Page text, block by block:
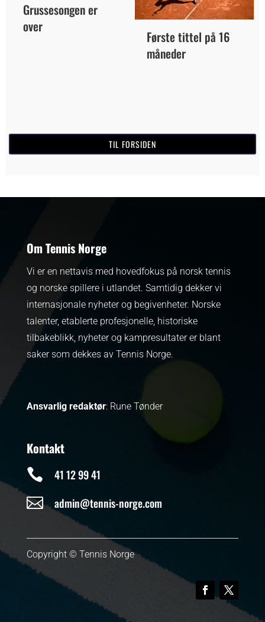
Grussesongen er
over
Første tittel på 16
måneder
TIL FORSIDEN
Om Tennis Norge
Vi er en nettavis med hovedfokus på norsk tennis
og norske spillere i utlandet. Samtidig dekker vi
internasjonale nyheter og begivenheter. Norske
talenter, etablerte profesjonelle, historiske
tilbakeblikk, nyheter og kampresultater er blant
saker som dekkes av Tennis Norge.
Ansvarlig redaktør: Rune Tønder
Kontakt
 41 12 99 41
 admin@tennis-norge.com
Copyright © Tennis Norge